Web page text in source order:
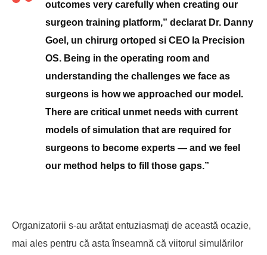
outcomes very carefully when creating our
surgeon training platform,” declarat Dr. Danny
Goel, un chirurg ortoped si CEO la Precision
OS. Being in the operating room and
understanding the challenges we face as
surgeons is how we approached our model.
There are critical unmet needs with current
models of simulation that are required for
surgeons to become experts — and we feel
our method helps to fill those gaps.”
Organizatorii s-au arătat entuziasmaţi de această ocazie,
mai ales pentru că asta înseamnă că viitorul simulărilor